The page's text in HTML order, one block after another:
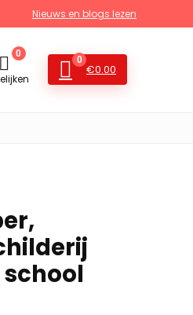
Nieuws en blogs lezen
0
0
€0.00